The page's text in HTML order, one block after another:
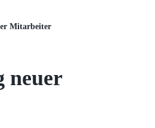
Mitarbeiter
neuer